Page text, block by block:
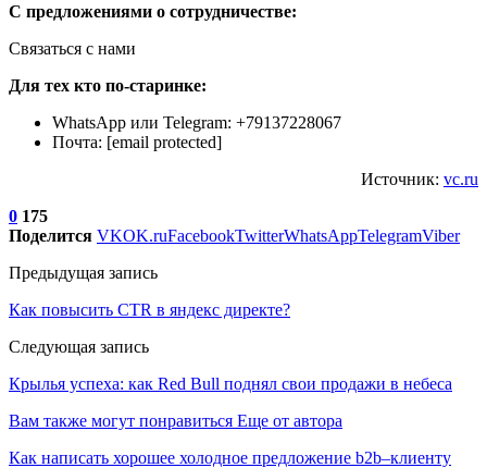
С предложениями о сотрудничестве:
Связаться с нами
Для тех кто по-старинке:
WhatsApp или Telegram: +79137228067
Почта: [email protected]
Источник: vc.ru
0 175
Поделится VKOK.ruFacebookTwitterWhatsAppTelegramViber
Предыдущая запись
Как повысить CTR в яндекс директе?
Следующая запись
Крылья успеха: как Red Bull поднял свои продажи в небеса
Вам также могут понравиться Еще от автора
Как написать хорошее холодное предложение b2b–клиенту